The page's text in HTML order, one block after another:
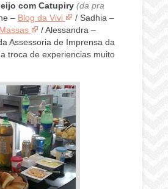
com Catupiry (da pra
– Blog da Vivi
/ Sadhia –
/ Alessandra –
Assessoria de Imprensa da
troca de experiencias muito